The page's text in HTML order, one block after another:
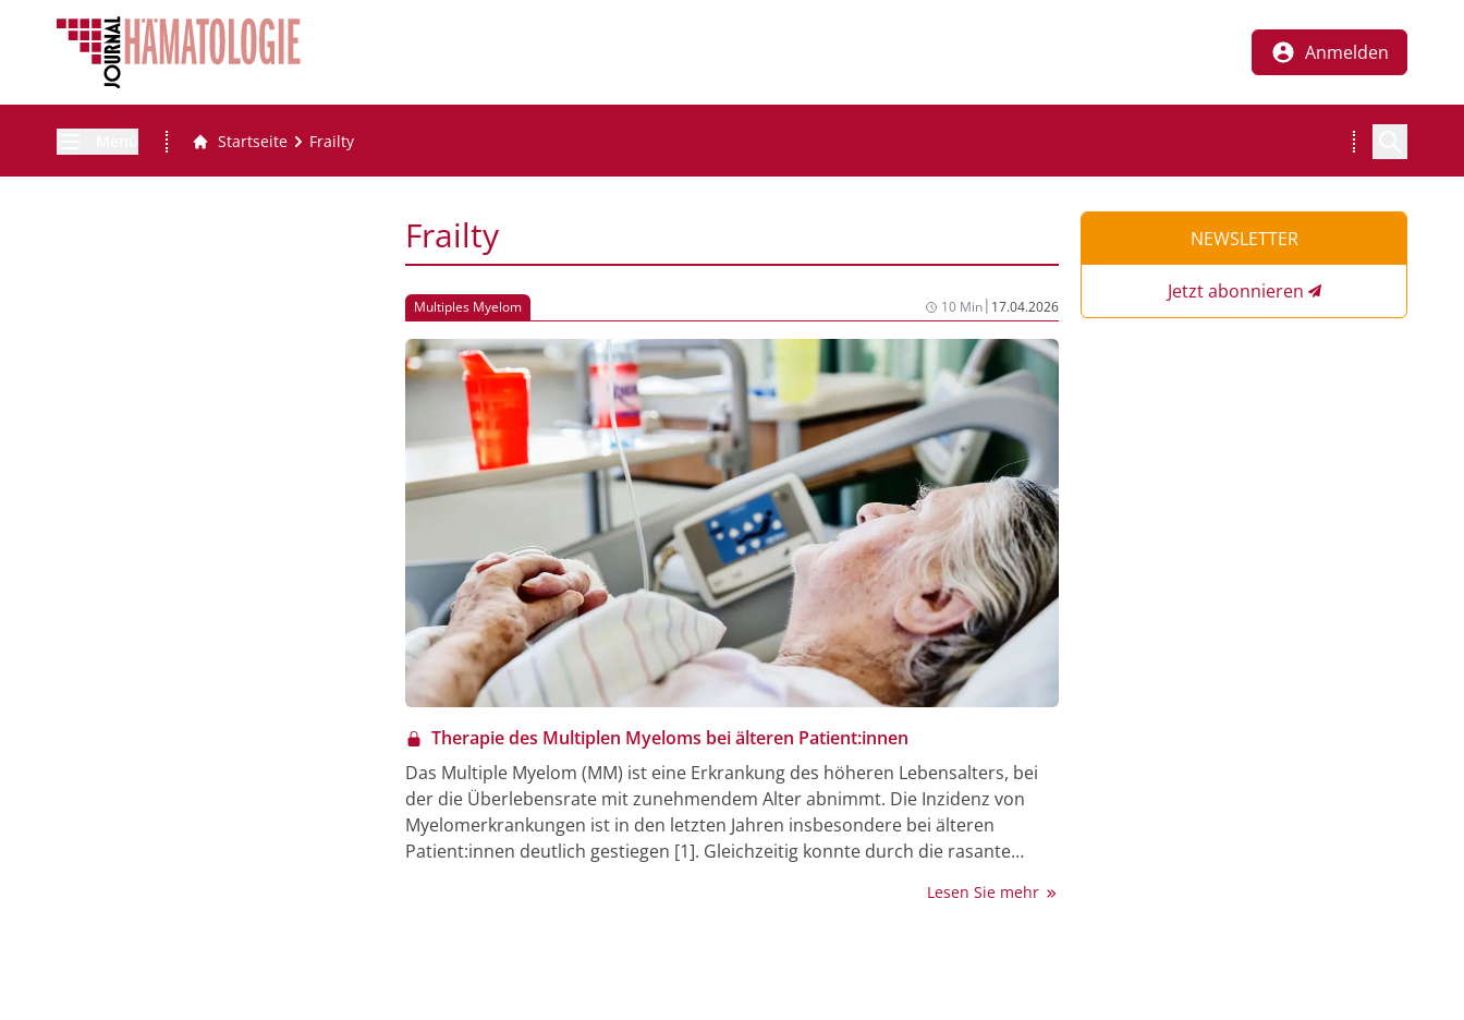
Anmelden
Startseite Frailty
Frailty
Multiples Myelom 10 Min| 17.04.2026
Therapie des Multiplen Myeloms bei älteren Patient:innen
Das Multiple Myelom (MM) ist eine Erkrankung des höheren Lebensalters, bei
der die Überlebensrate mit zunehmendem ­Alter abnimmt. Die Inzidenz von
Myelomerkrankungen ist in den letzten Jahren insbesondere bei älteren
Patient:innen deutlich gestiegen [1]. Gleichzeitig konnte durch die rasante
Therapien (bispezifische Antikörper, CAR-T-Zellen) eine dramatischeLesen Sie mehr
NEWSLETTER
Jetzt abonnieren